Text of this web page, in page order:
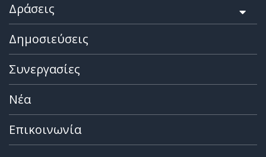
Δράσεις
Δημοσιεύσεις
Συνεργασίες
Νέα
Επικοινωνία